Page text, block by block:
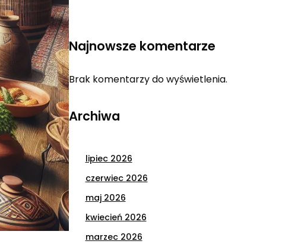
Najnowsze komentarze
Brak komentarzy do wyświetlenia.
Archiwa
lipiec 2026
czerwiec 2026
maj 2026
kwiecień 2026
marzec 2026